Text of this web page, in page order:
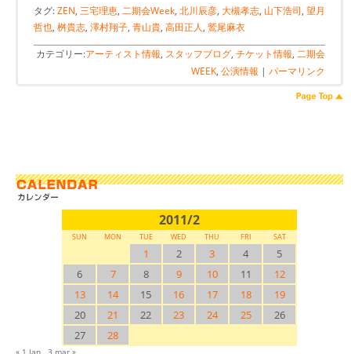
タグ:ZEN, 三宅理恵, 二期会Week, 北川辰彦, 大槻孝志, 山下浩司, 望月
哲也, 桝貴志, 澤村翔子, 青山貴, 高田正人, 鷲尾麻衣
カテゴリー:アーティスト情報, スタッフブログ, チケット情報, 二期会
WEEK, 公演情報 | パーマリンク
2011/2
SUN MON TUE WED THU FRI SAT
1 2 3 4
5
6
7 8 9 10 11
12
13
14 15 16 17 18
19
20
21 22 23 24 25
26
27
28